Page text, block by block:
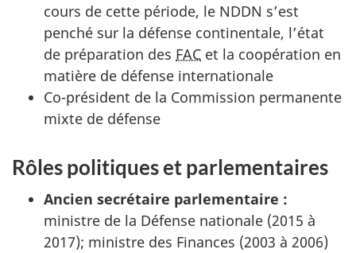
cours de cette période, le NDDN s’est
penché sur la défense continentale, l’état
de préparation des FAC et la coopération en
matière de défense internationale
Co-président de la Commission permanente
mixte de défense
Rôles politiques et parlementaires
Ancien secrétaire parlementaire :
ministre de la Défense nationale (2015 à
2017); ministre des Finances (2003 à 2006)